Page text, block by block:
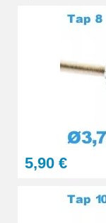
5,90 €